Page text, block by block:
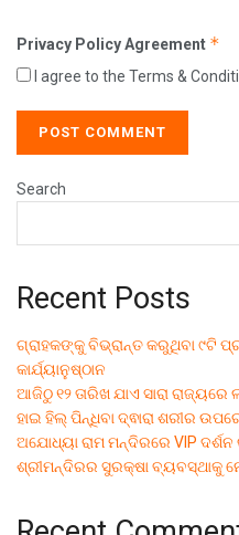
Privacy Policy Agreement *
I agree to the Terms &
Search
Recent Posts
ଗ୍ରାହକଙ୍କୁ ବିଭ୍ରାନ୍ତ କରୁଥିବା ୯ଟି
କାର୍ଯ୍ୟାନୁଷ୍ଠାନ
ଆଜିଠୁ ୧୨ ତାରିଖ ଯାଏ ସାରା ରାଜ୍ୟରେ
ହାଇ ହିଲ୍ ପିନ୍ଧିବା ଦ୍ଵାରା ଶରୀର
ଅଯୋଧ୍ୟା ରାମ ମନ୍ଦିରରେ VIP
ଶ୍ରୀମନ୍ଦିରର ସୁରକ୍ଷା ବ୍ୟବସ୍ଥାକୁ